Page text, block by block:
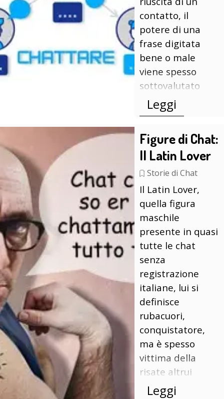
contatto, il
potere di una
frase digitata
bene o male
viene spesso
sottovalutato
Leggi
Figure di Chat:
Il Latin Lover
Storie di Chat
Il Latin Lover,
quella figura
maschile
presente in quasi
tutte le chat
senza
registrazione
italiane, lui si
definisce
rubacuori,
conquistatore,
ma è spesso
vittima della
risate altrui
Leggi